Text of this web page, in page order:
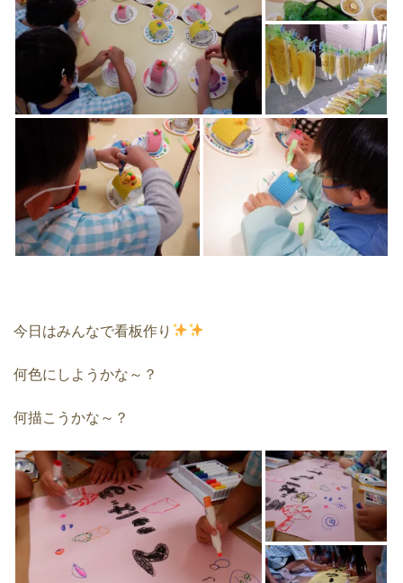
今日はみんなで看板作り
何色にしようかな～？
何描こうかな～？